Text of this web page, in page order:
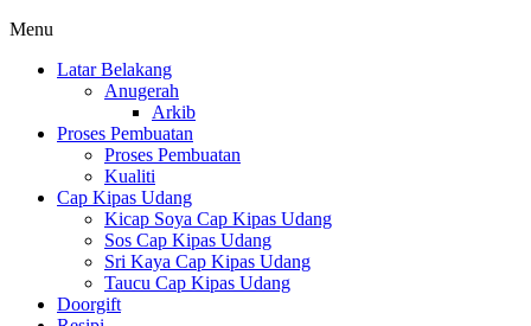
Menu
Latar Belakang
Anugerah
Arkib
Proses Pembuatan
Proses Pembuatan
Kualiti
Cap Kipas Udang
Kicap Soya Cap Kipas Udang
Sos Cap Kipas Udang
Sri Kaya Cap Kipas Udang
Taucu Cap Kipas Udang
Doorgift